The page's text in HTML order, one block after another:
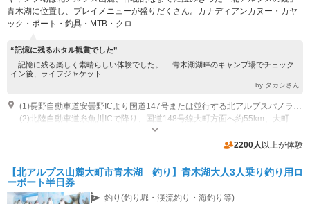
青木湖に位置し、プレイメニューが盛りだくさん。カナディアンカヌー・カヤ
ック・ボート・釣具・MTB・クロ...
“記憶に残るホタル観賞でした”
記憶に残る楽しく素晴らしい体験でした。 青木湖湖畔のキャンプ場でチェック
イン後、ライフジャケット...
by タカシさん
営業時間：9：00～18：00 定休日：不定休（７～10月中旬無休）
2200人 以上が体験
【北アルプス山麓大町市青木湖 釣り】青木湖大人3人乗り釣り用ロ
ーボート半日券
釣り(釣り堀・渓流釣り・海釣り等)